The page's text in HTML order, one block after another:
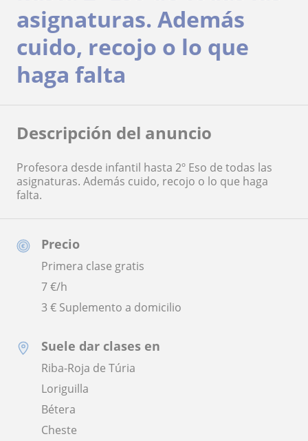
Precio
Primera clase gratis
7€/h
3 € Suplemento a domicilio
Suele dar clases en
Riba-Roja de Túria
Loriguilla
Bétera
Cheste
asignaturas. Además
cuido, recojo o lo que
haga falta
Descripción del anuncio
Profesora desde infantil hasta 2º Eso de todas las
asignaturas. Además cuido, recojo o lo que haga
falta.